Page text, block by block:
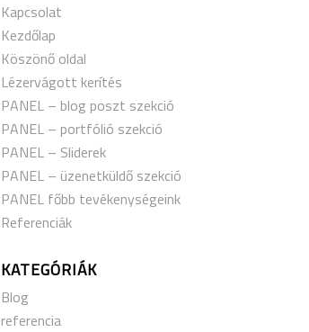
Kapcsolat
Kezdőlap
Köszönő oldal
Lézervágott kerítés
PANEL – blog poszt szekció
PANEL – portfólió szekció
PANEL – Sliderek
PANEL – üzenetküldő szekció
PANEL főbb tevékenységeink
Referenciák
KATEGÓRIÁK
Blog
referencia